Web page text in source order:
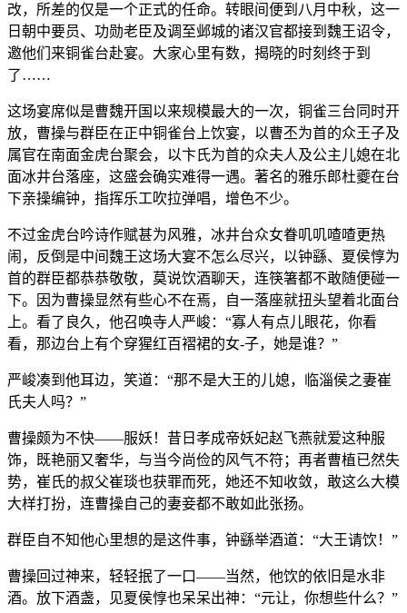
改，所差的仅是一个正式的任命。转眼间便到八月中秋，这一
日朝中要员、功勋老臣及调至邺城的诸汉官都接到魏王诏令，
邀他们来铜雀台赴宴。大家心里有数，揭晓的时刻终于到
了……
这场宴席似是曹魏开国以来规模最大的一次，铜雀三台同时开
放，曹操与群臣在正中铜雀台上饮宴，以曹丕为首的众王子及
属官在南面金虎台聚会，以卞氏为首的众夫人及公主儿媳在北
面冰井台落座，这盛会确实难得一遇。著名的雅乐郎杜夔在台
下亲操编钟，指挥乐工吹拉弹唱，增色不少。
不过金虎台吟诗作赋甚为风雅，冰井台众女眷叽叽喳喳更热
闹，反倒是中间魏王这场大宴不怎么尽兴，以钟繇、夏侯惇为
首的群臣都恭恭敬敬，莫说饮酒聊天，连筷箸都不敢随便碰一
下。因为曹操显然有些心不在焉，自一落座就扭头望着北面台
上。看了良久，他召唤寺人严峻：“寡人有点儿眼花，你看
看，那边台上有个穿猩红百褶裙的女-子，她是谁？”
严峻凑到他耳边，笑道：“那不是大王的儿媳，临淄侯之妻崔
氏夫人吗？”
曹操颇为不快——服妖！昔日孝成帝妖妃赵飞燕就爱这种服
饰，既艳丽又奢华，与当今尚俭的风气不符；再者曹植已然失
势，崔氏的叔父崔琰也获罪而死，她还不知收敛，敢这么大模
大样打扮，连曹操自己的妻妾都不敢如此张扬。
群臣自不知他心里想的是这件事，钟繇举酒道：“大王请饮！”
曹操回过神来，轻轻抿了一口——当然，他饮的依旧是水非
酒。放下酒盏，见夏侯惇也呆呆出神：“元让，你想些什么？”